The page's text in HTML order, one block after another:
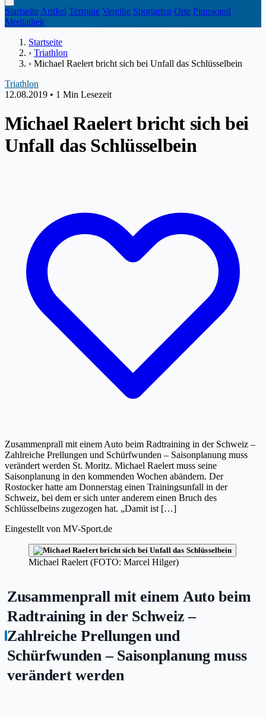
Startseite Artikel Termine Vereine Sportarten Orte Pinnwand
Mediathek
Startseite
› Triathlon
› Michael Raelert bricht sich bei Unfall das Schlüsselbein
Triathlon
12.08.2019 • 1 Min Lesezeit
Michael Raelert bricht sich bei
Unfall das Schlüsselbein
Zusammenprall mit einem Auto beim Radtraining in der Schweiz –
Zahlreiche Prellungen und Schürfwunden – Saisonplanung muss
verändert werden St. Moritz. Michael Raelert muss seine
Saisonplanung in den kommenden Wochen abändern. Der
Rostocker hatte am Donnerstag einen Trainingsunfall in der
Schweiz, bei dem er sich unter anderem einen Bruch des
Schlüsselbeins zugezogen hat. „Damit ist […]
Eingestellt von MV-Sport.de
Michael Raelert (FOTO: Marcel Hilger)
Zusammenprall mit einem Auto beim
Radtraining in der Schweiz –
Zahlreiche Prellungen und
Schürfwunden – Saisonplanung muss
verändert werden